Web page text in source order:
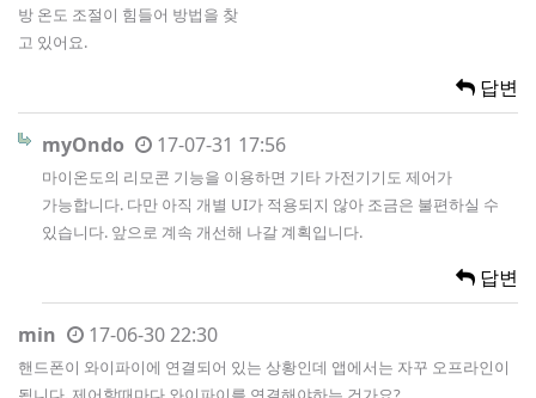
방 온도 조절이 힘들어 방법을 찾
고 있어요.
답변
myOndo 17-07-31 17:56
마이온도의 리모콘 기능을 이용하면 기타 가전기기도 제어가
가능합니다. 다만 아직 개별 UI가 적용되지 않아 조금은 불편하실 수
있습니다. 앞으로 계속 개선해 나갈 계획입니다.
답변
min 17-06-30 22:30
핸드폰이 와이파이에 연결되어 있는 상황인데 앱에서는 자꾸 오프라인이